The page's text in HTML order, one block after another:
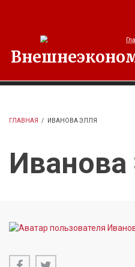
ГЛАВНАЯ / ИВАНОВА ЭЛЛЯ
Иванова